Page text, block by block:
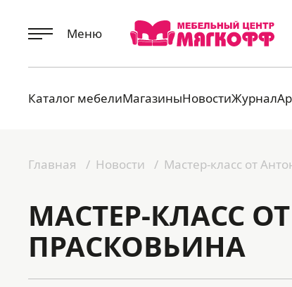
Меню
Каталог мебелиМагазиныНовостиЖурнал
Главная Новости Мастер-класс от
МАСТЕР-КЛАСС
ПРАСКОВЬИНА